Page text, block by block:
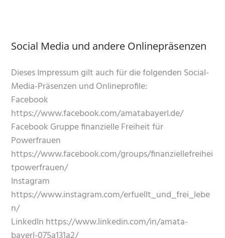
Social Media und andere Onlinepräsenzen
Dieses Impressum gilt auch für die folgenden Social-
Media-Präsenzen und Onlineprofile:
Facebook
https://www.facebook.com/amatabayerl.de/
Facebook Gruppe finanzielle Freiheit für
Powerfrauen
https://www.facebook.com/groups/finanziellefreihei
tpowerfrauen/
Instagram
https://www.instagram.com/erfuellt_und_frei_lebe
n/
LinkedIn https://www.linkedin.com/in/amata-